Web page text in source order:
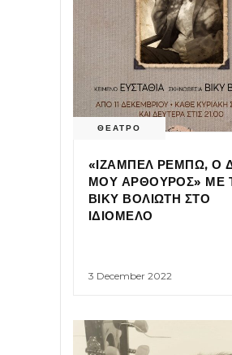
ΘΕΑΤΡΟ
«ΙΖΑΜΠΕΛ ΡΕΜΠΩ, Ο
ΜΟΥ ΑΡΘΟΥΡΟΣ» ΜΕ
ΒΙΚΥ ΒΟΛΙΩΤΗ ΣΤΟ
ΙΔΙΟΜΕΛΟ
3 December 2022